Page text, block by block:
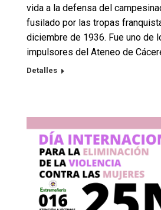
vida a la defensa del
fusilado por las tropas
diciembre de 1936. Fue uno de
impulsores del Ateneo de
Detalles